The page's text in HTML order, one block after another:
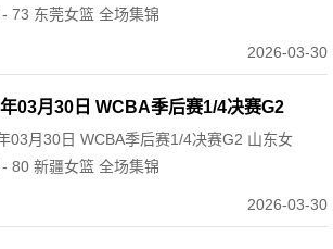
73 东莞女篮 全场集锦
2026-03-30
03月30日 WCBA季后赛1/4决赛G2
篮 86 - 80 新疆女篮 全场集锦
03月30日 WCBA季后赛1/4决赛G2 山东女
80 新疆女篮 全场集锦
2026-03-30